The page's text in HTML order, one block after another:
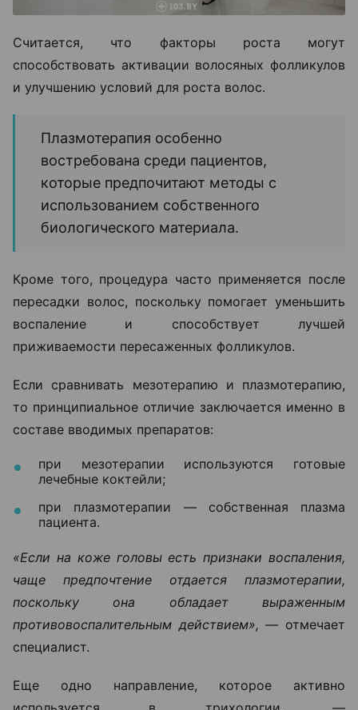
Считается, что факторы роста могут
способствовать активации волосяных фолликулов
и улучшению условий для роста волос.
Плазмотерапия особенно
востребована среди пациентов,
которые предпочитают методы с
использованием собственного
биологического материала.
Кроме того, процедура часто применяется после
пересадки волос, поскольку помогает уменьшить
воспаление и способствует лучшей
приживаемости пересаженных фолликулов.
Если сравнивать мезотерапию и плазмотерапию,
то принципиальное отличие заключается именно в
составе вводимых препаратов:
при мезотерапии используются готовые
лечебные коктейли;
при плазмотерапии — собственная плазма
пациента.
«Если на коже головы есть признаки воспаления,
чаще предпочтение отдается плазмотерапии,
поскольку она обладает выраженным
противовоспалительным действием», — отмечает
специалист.
Еще одно направление, которое активно